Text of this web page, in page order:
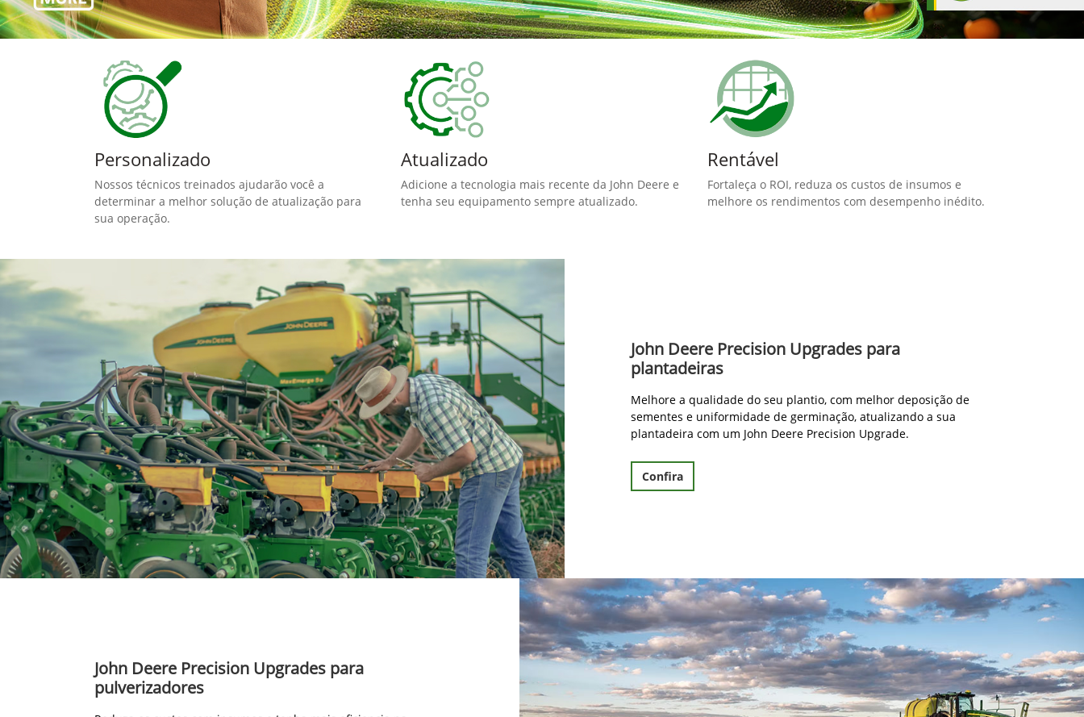
Personalizado
Nossos técnicos treinados ajudarão você a
determinar a melhor solução de atualização para
sua operação.
Atualizado
Adicione a tecnologia mais recente da John Deere e
tenha seu equipamento sempre atualizado.
Rentável
Fortaleça o ROI, reduza os custos de insumos e
melhore os rendimentos com desempenho inédito.
John Deere Precision Upgrades para
plantadeiras
Melhore a qualidade do seu plantio, com melhor deposição de
sementes e uniformidade de germinação, atualizando a sua
plantadeira com um John Deere Precision Upgrade.
Confira
John Deere Precision Upgrades para
pulverizadores